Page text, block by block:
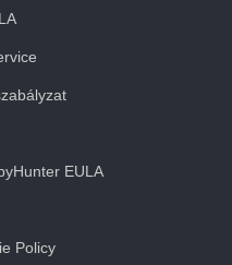
EULA
Policy